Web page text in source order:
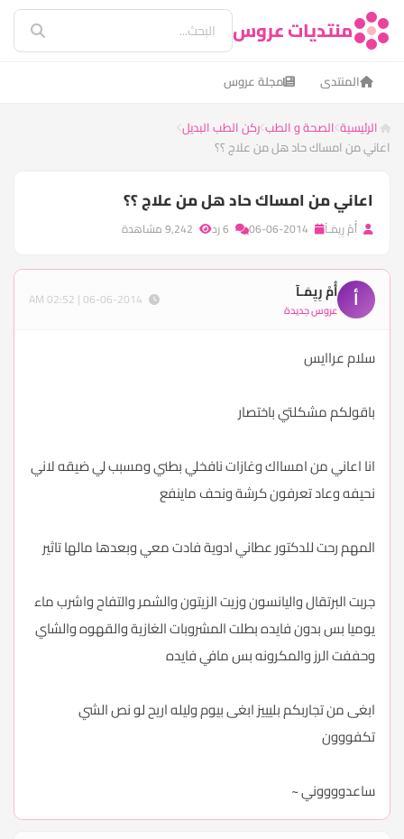
منتديات عروس
المنتدى مجلة عروس
الرئيسية الصحة و الطب ركن الطب البديل
اعاني من امساك حاد هل من علاج ؟؟
اعاني من امساك حاد هل من علاج ؟؟
أُمْ رِيِمَـآ
أ أُمْ رِيِمَـآ
عروس جديدة
سلام عراايس
باقولكم مشكلتي باختصار
انا اعاني من امسااك وغازات نافخلي بطني ومسبب لي ضيقه لاني
نحيفه وعاد تعرفون كرشة ونحف ماينفع
المهم رحت للدكتور عطاني ادوية فادت معي وبعدها مالها تاثير
جربت البرتقال واليانسون وزيت الزيتون والشمر والتفاح واشرب ماء
يوميا بس بدون فايده بطلت المشروبات الغازية والقهوه والشاي
وحففت الرز والمكرونه بس مافي فايده
ابغى من تجاربكم بليييز ابغى بيوم وليله اريح لو نص الشي
تكفووون
ساعدووووني ~